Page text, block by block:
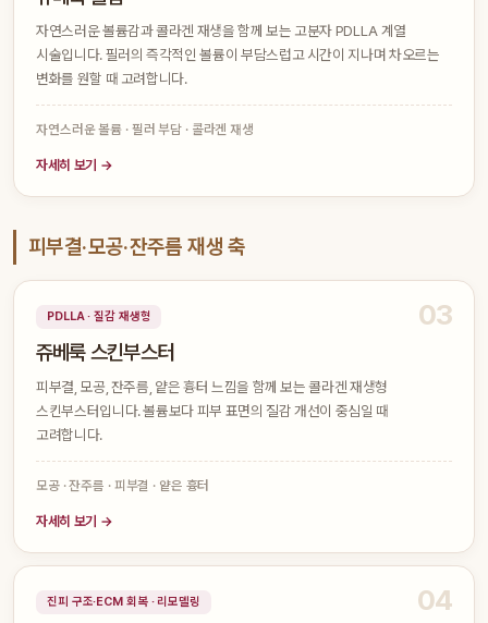
자연스러운 볼륨감과 콜라겐 재생을 함께 보는 고분자 PDLLA 계열
시술입니다. 필러의 즉각적인 볼륨이 부담스럽고 시간이 지나며 차오르는
변화를 원할 때 고려합니다.
자연스러운 볼륨 · 필러 부담 · 콜라겐 재생
자세히 보기 →
피부결·모공·잔주름 재생 축
03
PDLLA · 질감 재생형
쥬베룩 스킨부스터
피부결, 모공, 잔주름, 얕은 흉터 느낌을 함께 보는 콜라겐 재생형
스킨부스터입니다. 볼륨보다 피부 표면의 질감 개선이 중심일 때
고려합니다.
모공 · 잔주름 · 피부결 · 얕은 흉터
자세히 보기 →
04
진피 구조·ECM 회복 · 리모델링